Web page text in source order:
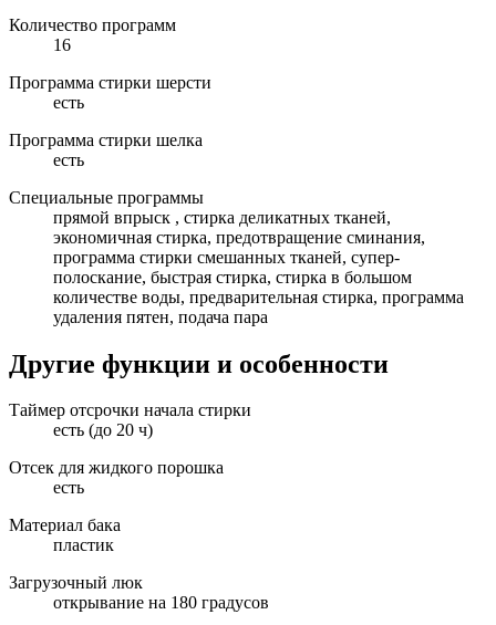
Количество программ
16
Программа стирки шерсти
есть
Программа стирки шелка
есть
Специальные программы
прямой впрыск , стирка деликатных тканей,
экономичная стирка, предотвращение сминания,
программа стирки смешанных тканей, супер-
полоскание, быстрая стирка, стирка в большом
количестве воды, предварительная стирка, программа
удаления пятен, подача пара
Другие функции и особенности
Таймер отсрочки начала стирки
есть (до 20 ч)
Отсек для жидкого порошка
есть
Материал бака
пластик
Загрузочный люк
открывание на 180 градусов